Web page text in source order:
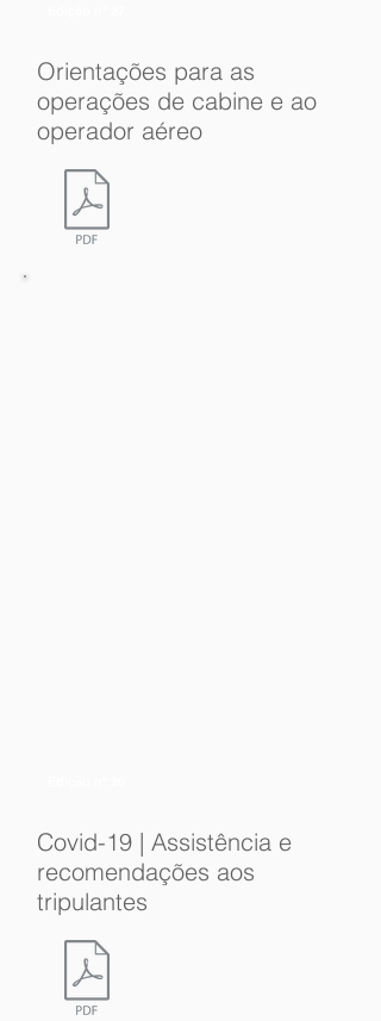
Orientações para as
operações de cabine e ao
operador aéreo
Covid-19 | Assistência e
recomendações aos
tripulantes